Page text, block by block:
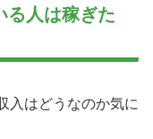
る人は稼ぎた
入はどうなのか気に